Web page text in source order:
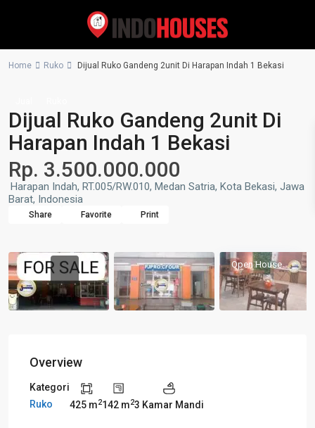
Home Ruko Dijual Ruko Gandeng 2unit Di Harapan Indah 1 Bekasi
Dijual Ruko Gandeng 2unit Di
Harapan Indah 1 Bekasi
Rp. 3.500.000.000
Harapan Indah, RT.005/RW.010, Medan Satria, Kota Bekasi, Jawa
Barat, Indonesia
Share Favorite Print
Open House
Overview
Kategori
Ruko
425 m2142 m23 Kamar Mandi